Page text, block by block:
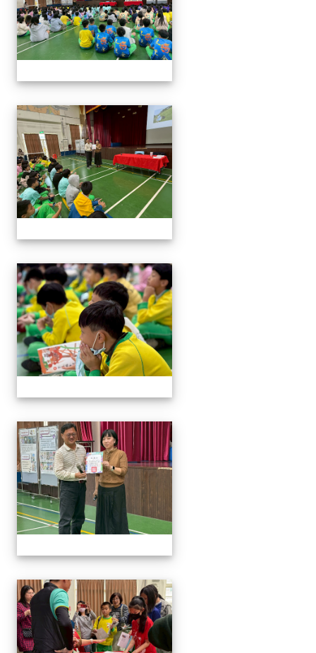
114與作家有約_林佑儒老師
114與作家有約_林佑儒老師
114與作家有約_林佑儒老師